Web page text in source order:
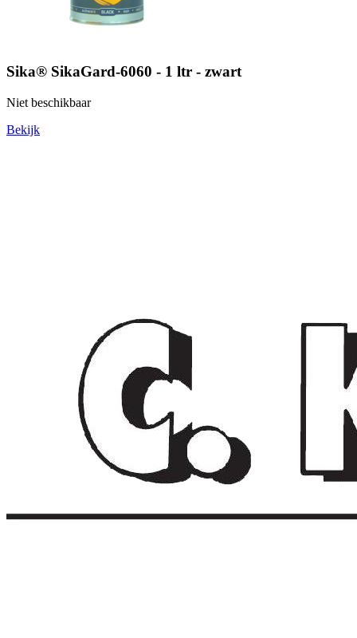
Sika® SikaGard-6060 - 1 ltr - zwart
Niet beschikbaar
Bekijk